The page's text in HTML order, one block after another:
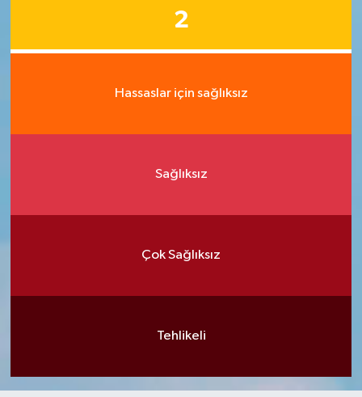
2
Hassaslar için sağlıksız
Sağlıksız
Çok Sağlıksız
Tehlikeli